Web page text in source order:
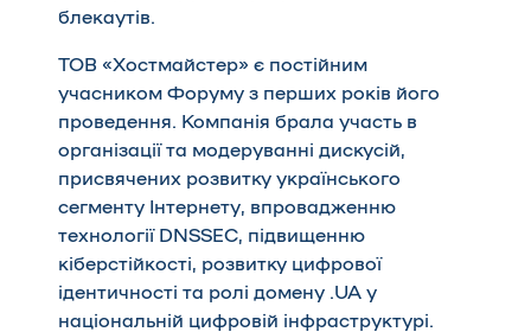
блекаутів.
ТОВ «Хостмайстер» є постійним
учасником Форуму з перших років його
проведення. Компанія брала участь в
організації та модеруванні дискусій,
присвячених розвитку українського
сегменту Інтернету, впровадженню
технології DNSSEC, підвищенню
кіберстійкості, розвитку цифрової
ідентичності та ролі домену .UA у
національній цифровій інфраструктурі.